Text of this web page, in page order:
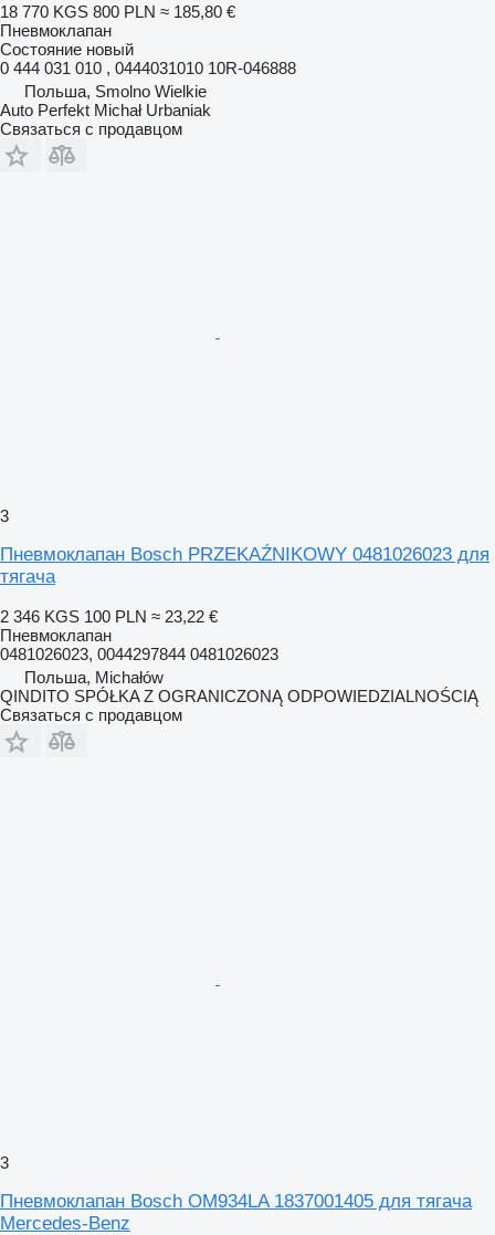
18 770 KGS 800 PLN ≈ 185,80 €
Пневмоклапан
Состояние новый
0 444 031 010 , 0444031010 10R-046888
Польша, Smolno Wielkie
Auto Perfekt Michał Urbaniak
Связаться с продавцом
3
Пневмоклапан Bosch PRZEKAŹNIKOWY 0481026023 для
тягача
2 346 KGS 100 PLN ≈ 23,22 €
Пневмоклапан
0481026023, 0044297844 0481026023
Польша, Michałów
QINDITO SPÓŁKA Z OGRANICZONĄ ODPOWIEDZIALNOŚCIĄ
Связаться с продавцом
3
Пневмоклапан Bosch OM934LA 1837001405 для тягача
Mercedes-Benz